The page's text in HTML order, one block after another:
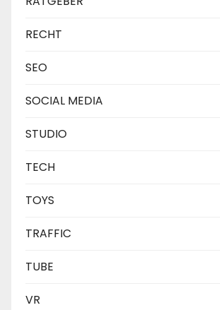
RECHT
SEO
SOCIAL MEDIA
STUDIO
TECH
TOYS
TRAFFIC
TUBE
VR